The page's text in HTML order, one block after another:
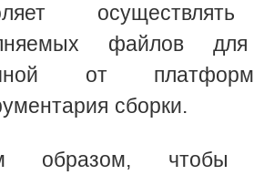
файлов
от
сборки.
образом, чтобы